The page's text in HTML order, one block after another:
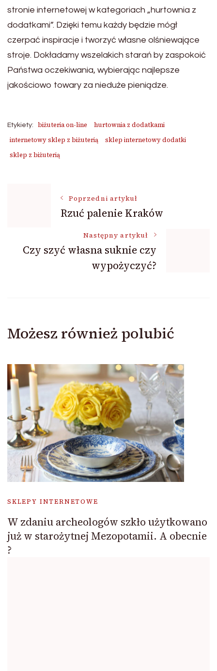
stronie internetowej w kategoriach „hurtownia z
dodatkami”. Dzięki temu każdy będzie mógł
czerpać inspiracje i tworzyć własne olśniewające
stroje. Dokładamy wszelakich starań by zaspokoić
Państwa oczekiwania, wybierając najlepsze
jakościowo towary za nieduże pieniądze.
Etykiety: biżuteria on-line
hurtownia z dodatkami
internetowy sklep z biżuterią
sklep internetowy dodatki
sklep z biżuterią
NawigacjaPoprzedni artykuł
Rzuć palenie Kraków
Następny artykuł
Czy szyć własna suknie czy
wypożyczyć?
Możesz również polubić
SKLEPY INTERNETOWE
W zdaniu archeologów szkło użytkowano
już w starożytnej Mezopotamii. A obecnie
?